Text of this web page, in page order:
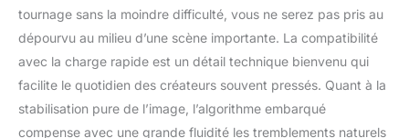
tournage sans la moindre difficulté, vous ne serez pas pris au
dépourvu au milieu d’une scène importante. La compatibilité
avec la charge rapide est un détail technique bienvenu qui
facilite le quotidien des créateurs souvent pressés. Quant à la
stabilisation pure de l’image, l’algorithme embarqué
compense avec une grande fluidité les tremblements naturels